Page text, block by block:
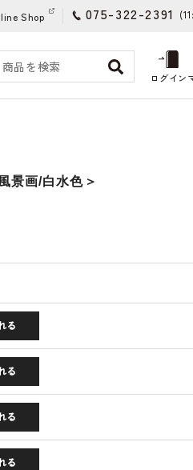
Shop 075-322-2391
ログイン
景画/白水色＞